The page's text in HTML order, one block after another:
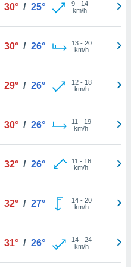
30° / 25° 9- 14
km/h
30° / 26° 13- 20
km/h
29° / 26° 12- 18
km/h
30° / 26° 11 - 19
km/h
32° / 26° 11 - 16
km/h
32° / 27° 14- 20
km/h
31° / 26° 14- 24
km/h